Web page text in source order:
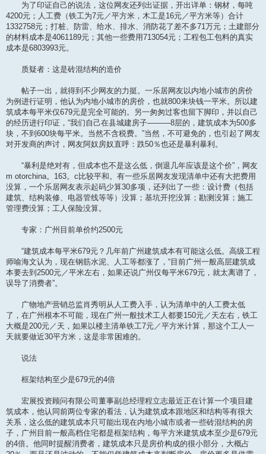
为了印证自己的说法，这位网友还列出证据，开出详单：钢材，每吨
4200元；人工费（铁工为7元／平方米，木工是16元／平方米等）合计
1332758元；打桩、防雷、给水、排水、消防花了差不多71万元；土建部分
的材料成本是4061189元；其他一些费用713054元；工程包工包料的真实
成本是6803993元。
质疑者：这是砖混结构的造价
帖子一出，就得到不少网友的力挺。一乐居网友以内地小城市的房价
为例进行证明，他认为内地小城市的房价，也就800来块钱一平米。所以建
筑成本每平米仅679元是完全可能的。另一匆匆过客也留下脚印，并以自己
的经历进行印证，“我们自己在县城建房子———8层的，建筑成本为500多
块，不到600块每平米。当然不含税费。”当然，不可避免的，也引起了网友
对开发商的声讨，网友阿奴房奴直呼：跌50％也还是暴利暴利。
“暴利是绝对有，但成本也不是这么低，倒退几年应该是这个价”，网友
m otorchina。163。c比较平和。有一些乐居网友发现清单中还有大把费用
没算，一个乐居网友表示起码少算30多项，还列出了一些：设计费（包括
建筑、结构装修、电器管线等等）没算；基坑开挖没算；勘测没算；施工
管理费没算；工人保险没算。
专家：广州目前单价约2500元
“建筑成本每平米679元？几年前广州建筑成本有可能这么低。高级工程
师喻海文认为，现在钢筋水泥、人工等都涨了，“目前广州一般高层建筑成
本要去到2500元／平米左右，如果还说广州仅每平米679元，就太离谱了，
误导了消费者”。
广物地产营销总监肖秀明从人工费入手，认为清单中的人工费太低
了，在广州根本不可能，现在广州一般技术工人都要150元／天左右，铁工
大概是200元／天，如果以楼主清单铁工7元／平方米计算，那这个工人一
天就要做近30平方米，这是非常困难的。
说法
框架结构至少是679元的4倍
宏展投资顾问有限公司董事副总经理程立志最近正在计算一个项目建
筑成本，他认同前两位专家的看法，认为建筑成本跟地区和结构等有很大
关系，这么低的建筑成本只可能出现在内地小城市或者一些砖混结构的房
子，广州目前一般高档住宅都是框架结构，每平方米建筑成本至少是679元
的4倍。他同时提醒消费者，建筑成本只是房价构成的很小部分，大概占